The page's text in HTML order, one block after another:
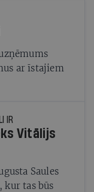
ar īstajiem
IR
Vitālijs
Saules
kur tas būs